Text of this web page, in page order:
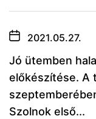
2021.05.27.
Jó ütemben
előkészítése. A
Szolnok első...